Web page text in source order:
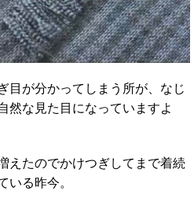
目が分かってしまう所が、なじ
然な見た目になっていますよ
えたのでかけつぎしてまで着続
いる昨今。